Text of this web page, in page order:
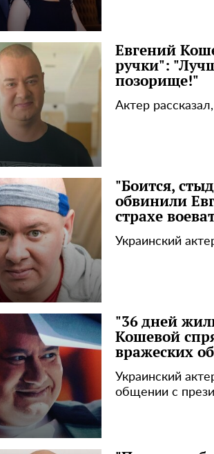
Евгений
ручки":
позорище!"
Актер
"Боится,
обвинили
страхе
Украинский
"36 дней
Кошевой
вражеских
Украинский
общении с